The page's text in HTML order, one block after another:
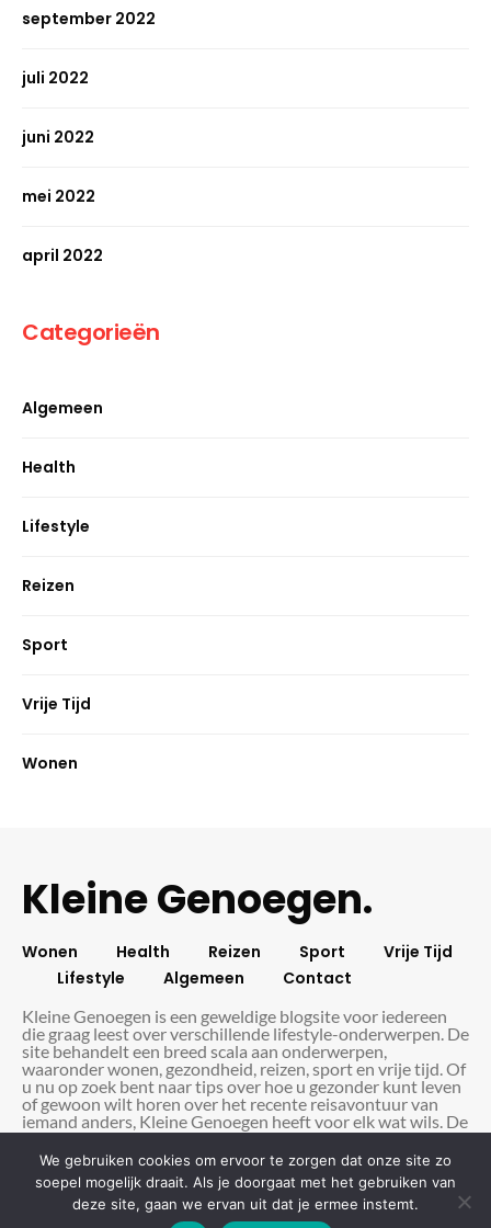
september 2022
juli 2022
juni 2022
mei 2022
april 2022
Categorieën
Algemeen
Health
Lifestyle
Reizen
Sport
Vrije Tijd
Wonen
Kleine Genoegen.
Wonen Health Reizen Sport
Vrije Tijd
Lifestyle
Algemeen Contact
Kleine Genoegen is een geweldige blogsite voor iedereen
die graag leest over verschillende lifestyle-onderwerpen. De
site behandelt een breed scala aan onderwerpen,
waaronder wonen, gezondheid, reizen, sport en vrije tijd. Of
u nu op zoek bent naar tips over hoe u gezonder kunt leven
of gewoon wilt horen over het recente reisavontuur van
iemand anders, Kleine Genoegen heeft voor elk wat wils. De
site wordt regelmatig bijgewerkt met nieuwe artikelen, dus
er is altijd wel iets nieuws te lezen. Bovendien zijn de
artikelen goed geschreven en leuk om te lezen. Dus als u op
zoek bent naar een lifestyle magazine dat een beetje van
alles behandelt, kijk dan zeker eens op kleinegenoegen.be
We gebruiken cookies om ervoor te zorgen dat onze site zo
soepel mogelijk draait. Als je doorgaat met het gebruiken van
deze site, gaan we ervan uit dat je ermee instemt.